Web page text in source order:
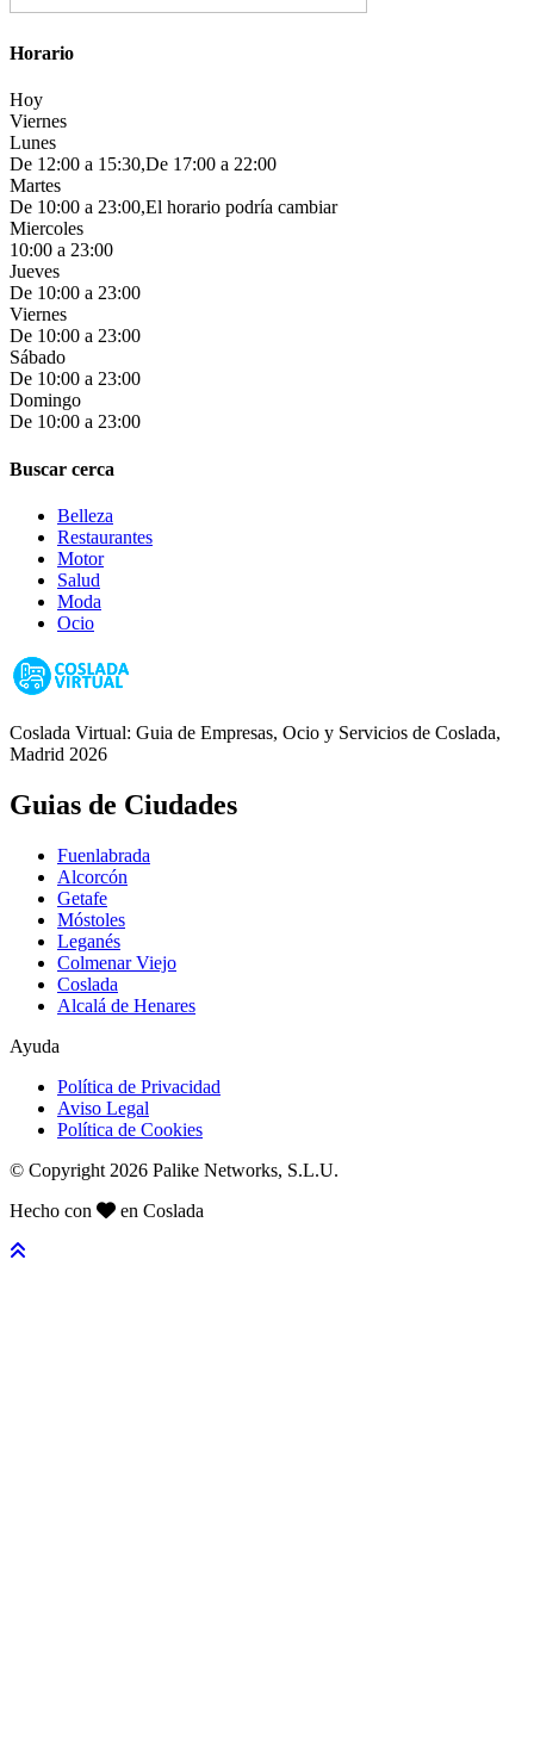
Horario
Hoy
Viernes
Lunes
De 12:00 a 15:30,De 17:00 a 22:00
Martes
De 10:00 a 23:00,El horario podría cambiar
Miercoles
10:00 a 23:00
Jueves
De 10:00 a 23:00
Viernes
De 10:00 a 23:00
Sábado
De 10:00 a 23:00
Domingo
De 10:00 a 23:00
Buscar cerca
Belleza
Restaurantes
Motor
Salud
Moda
Ocio
Coslada Virtual: Guia de Empresas, Ocio y Servicios de Coslada,
Madrid 2026
Guias de Ciudades
Fuenlabrada
Alcorcón
Getafe
Móstoles
Leganés
Colmenar Viejo
Coslada
Alcalá de Henares
Ayuda
Política de Privacidad
Aviso Legal
Política de Cookies
© Copyright 2026 Palike Networks, S.L.U.
Hecho con
en Coslada